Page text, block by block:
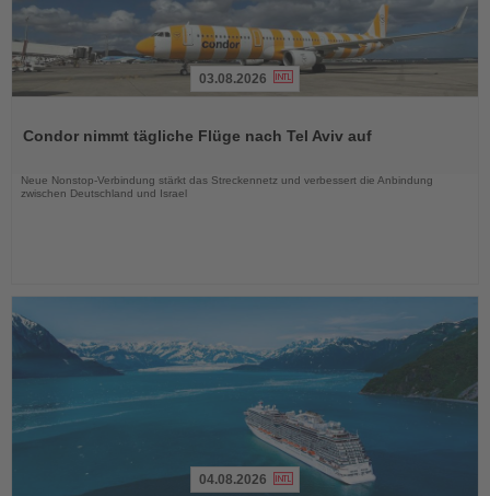
die
03.08.2026
Condor nimmt tägliche Flüge nach Tel Aviv auf
Neue Nonstop-Verbindung stärkt das Streckennetz und verbessert die Anbindung
zwischen Deutschland und Israel
04.08.2026